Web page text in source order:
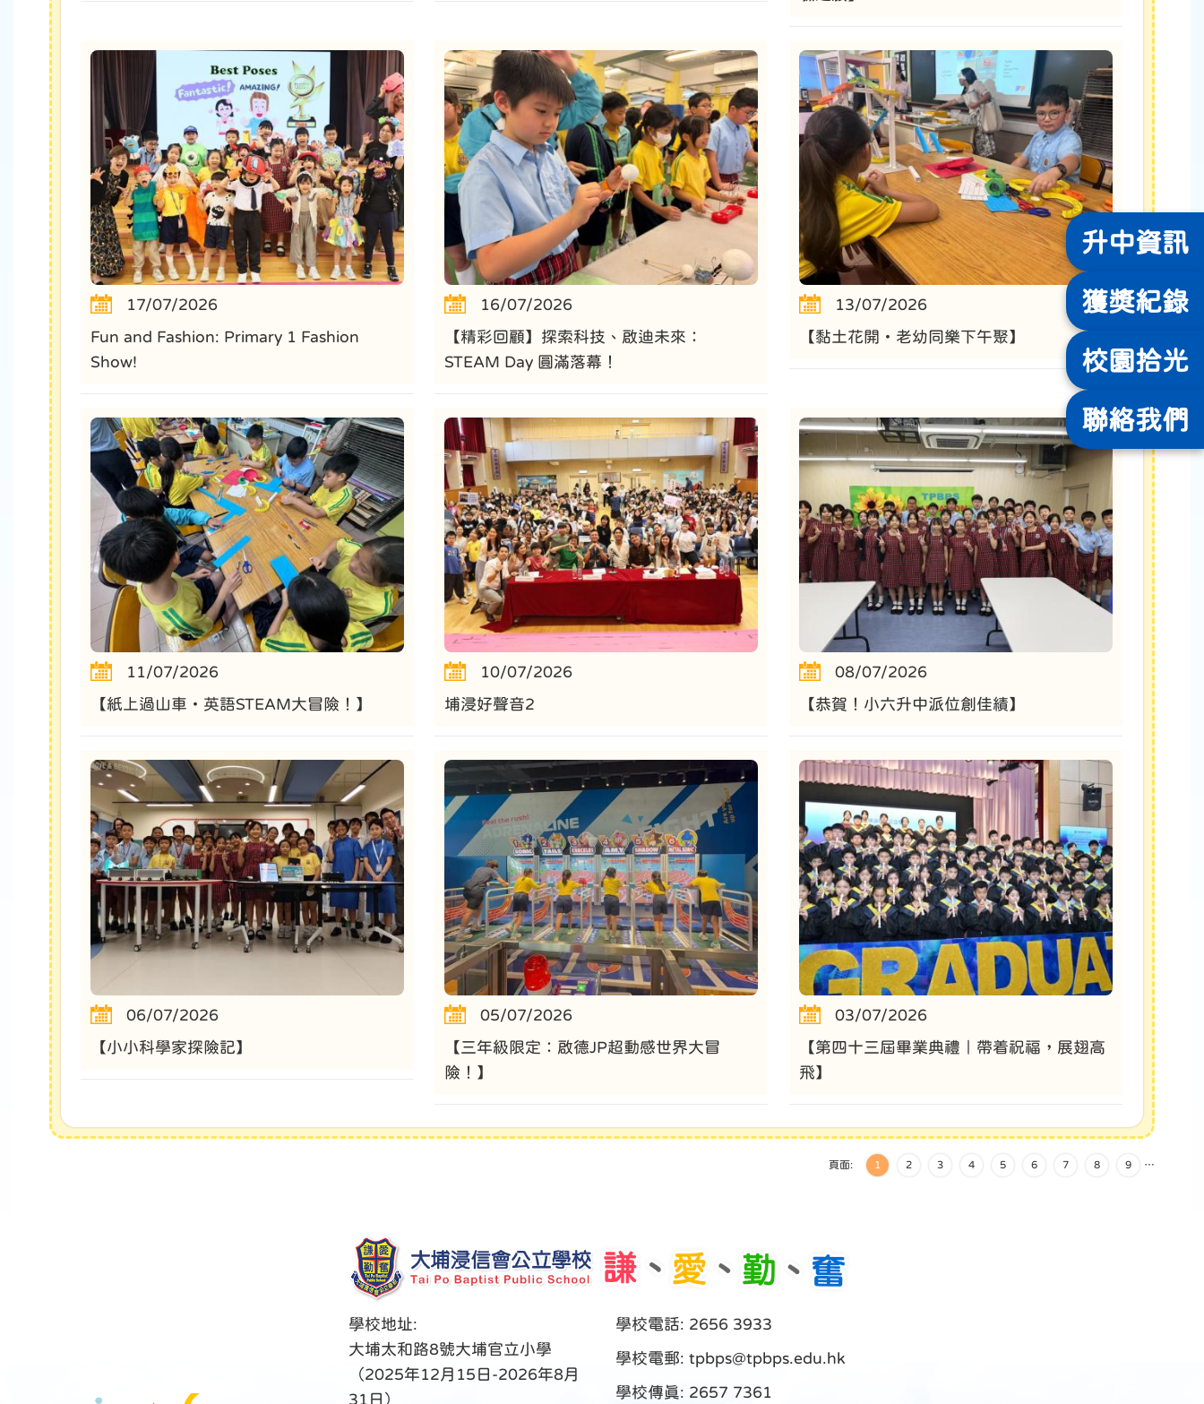
17/07/2026
Fun and Fashion: Primary 1 Fashion
Show!
16/07/2026
【精彩回顧】探索科技、啟迪未來：
STEAM Day 圓滿落幕！
13/07/2026
【黏土花開・老幼同樂下午聚】
11/07/2026
【紙上過山車・英語STEAM大冒險！】
10/07/2026
埔浸好聲音2
08/07/2026
【恭賀！小六升中派位創佳績】
06/07/2026
【小小科學家探險記】
05/07/2026
【三年級限定：啟德JP超動感世界大冒
險！】
03/07/2026
【第四十三屆畢業典禮｜帶着祝福，展翅高
飛】
頁面: 1 2 3 4 5 6 7 8 9 …
學校地址:
大埔太和路8號大埔官立小學
（2025年12月15日-2026年8月
31日）
學校電話: 2656 3933
學校電郵: tpbps@tpbps.edu.hk
學校傳真: 2657 7361
升中資訊
獲獎紀錄
校園拾光
聯絡我們